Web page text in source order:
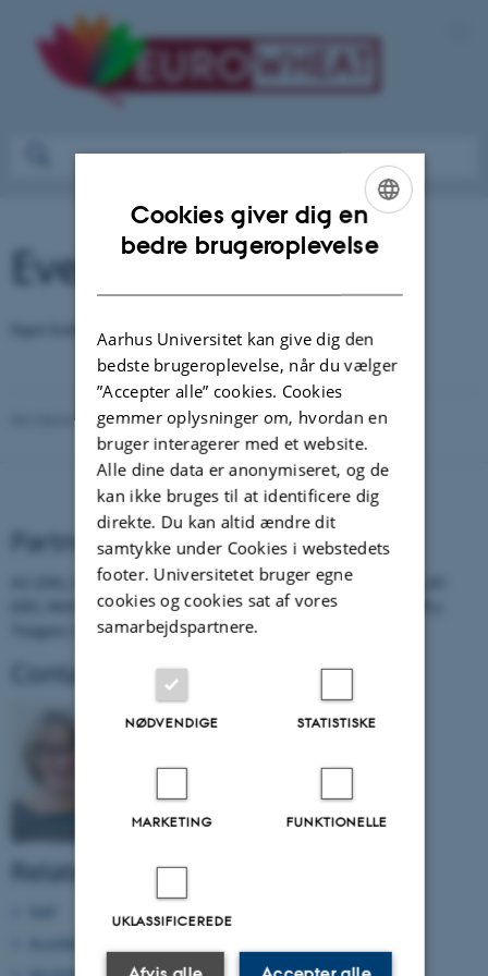
Events
Ingen kommende arrangementer.
Revideret 27.09.2022-Jens Grønbech Hansen
Partners
AU (DK), Arvilis (FR), NIAB (UK), Gembloux (BE), ADAS (UK), JKI
(DE), Weihenstephan (DE), Sosnicowice Branch (PL), IOR (PL),
Teagasc (IR), LIA (LT), St. Istvan University (HU)
Contact EuroWheat
Lise Nistrup Jørgensen
Related projects and networks
ENGLISH
Cookies giver dig en
bedre brugeroplevelse
Aarhus Universitet kan give dig den
bedste brugeroplevelse, når du vælger
”Accepter alle” cookies. Cookies
gemmer oplysninger om, hvordan en
bruger interagerer med et website.
Alle dine data er anonymiseret, og de
kan ikke bruges til at identificere dig
direkte. Du kan altid ændre dit
samtykke under Cookies i webstedets
footer. Universitetet bruger egne
cookies og cookies sat af vores
samarbejdspartnere.
NØDVENDIGE STATISTISKE
MARKETING FUNKTIONELLE
UKLASSIFICEREDE